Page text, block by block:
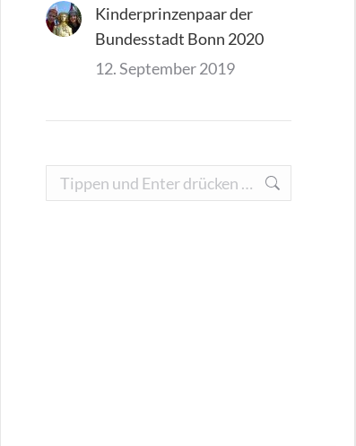
Kinderprinzenpaar der
Bundesstadt Bonn 2020
12. September 2019
Search: